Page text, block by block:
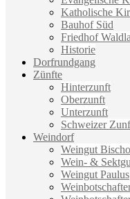
Katholische
Bauhof Süd
Friedhof
Historie
Dorfrundgang
Zünfte
Hinterzunft
Oberzunft
Unterzunft
Schweizer
Weindorf
Weingut
Wein- &
Weingut Paulus